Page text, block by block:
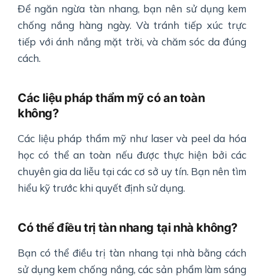
Để ngăn ngừa tàn nhang, bạn nên sử dụng kem
chống nắng hàng ngày. Và tránh tiếp xúc trực
tiếp với ánh nắng mặt trời, và chăm sóc da đúng
cách.
Các liệu pháp thẩm mỹ có an toàn
không?
Các liệu pháp thẩm mỹ như laser và peel da hóa
học có thể an toàn nếu được thực hiện bởi các
chuyên gia da liễu tại các cơ sở uy tín. Bạn nên tìm
hiểu kỹ trước khi quyết định sử dụng.
Có thể điều trị tàn nhang tại nhà không?
Bạn có thể điều trị tàn nhang tại nhà bằng cách
sử dụng kem chống nắng, các sản phẩm làm sáng